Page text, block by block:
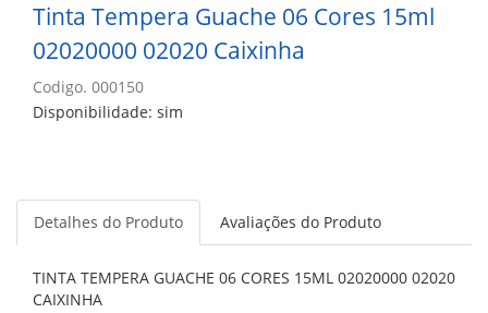
Tinta Tempera Guache 06 Cores 15ml
02020000 02020 Caixinha
Codigo. 000150
Disponibilidade: sim
Detalhes do Produto Avaliações do Produto
TINTA TEMPERA GUACHE 06 CORES 15ML 02020000 02020
CAIXINHA